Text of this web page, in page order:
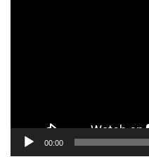
00:00